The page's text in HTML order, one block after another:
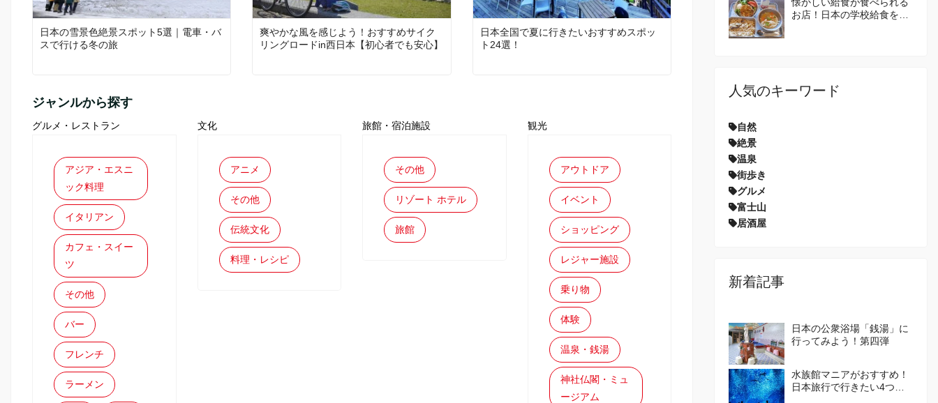
日本の雪景色絶景スポット5選｜電車・バ
スで行ける冬の旅
爽やかな風を感じよう！おすすめサイク
リングロードin西日本【初心者でも安心】
日本全国で夏に行きたいおすすめスポッ
ト24選！
ジャンルから探す
グルメ・レストラン
アジア・エスニ
ック料理
イタリアン
カフェ・スイー
ツ
その他
バー
フレンチ
ラーメン
文化
アニメ
その他
伝統文化
料理・レシピ
旅館・宿泊施設
その他
リゾート ホテル
旅館
観光
アウトドア
イベント
ショッピング
レジャー施設
乗り物
体験
温泉・銭湯
神社仏閣・ミュ
ージアム
お店！日本の学校給食を体
人気のキーワード
自然
絶景
温泉
街歩き
グルメ
富士山
居酒屋
新着記事
日本の公衆浴場「銭湯」に
行ってみよう！第四弾
水族館マニアがおすすめ！
日本旅行で行きたい4つの